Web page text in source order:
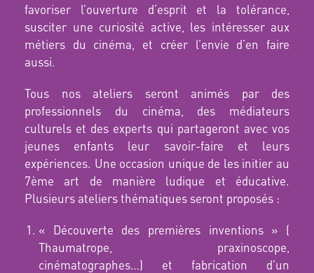
favoriser l’ouverture d’esprit et la tolérance,
susciter une curiosité active, les intéresser aux
métiers du cinéma, et créer l’envie d’en faire
aussi.
Tous nos ateliers seront animés par des
professionnels du cinéma, des médiateurs
culturels et des experts qui partageront avec vos
jeunes enfants leur savoir-faire et leurs
expériences. Une occasion unique de les initier au
7ème art de manière ludique et éducative.
Plusieurs ateliers thématiques seront proposés :
« Découverte des premières inventions » (
Thaumatrope, praxinoscope,
cinématographes…) et fabrication d’un